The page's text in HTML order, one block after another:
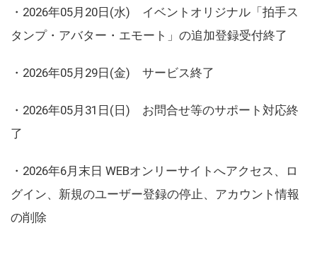
・2026年05月20日(水) イベントオリジナル「拍手ス
タンプ・アバター・エモート」の追加登録受付終了
・2026年05月29日(金) サービス終了
・2026年05月31日(日) お問合せ等のサポート対応終
了
・2026年6月末日 WEBオンリーサイトへアクセス、ロ
グイン、新規のユーザー登録の停止、アカウント情報
の削除